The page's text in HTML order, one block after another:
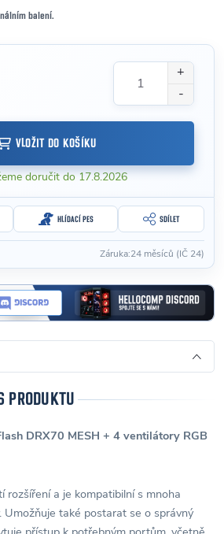
balení.
VLOŽIT DO KOŠÍKU
17.8.2026
HLÍDACÍ PES SDÍLET
Záruka:24 měsíců (IČ 24)
PRODUKTU
DRX70 MESH + 4 ventilátory RGB
rozšíření a je kompatibilní s mnoha
Umožňuje také postarat se o správný